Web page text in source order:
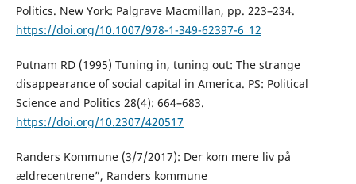
Politics. New York: Palgrave Macmillan, pp. 223–234.
https://doi.org/10.1007/978-1-349-62397-6_12
Putnam RD (1995) Tuning in, tuning out: The strange
disappearance of social capital in America. PS: Political
Science and Politics 28(4): 664–683.
https://doi.org/10.2307/420517
Randers Kommune (3/7/2017): Der kom mere liv på
ældrecentrene”, Randers kommune